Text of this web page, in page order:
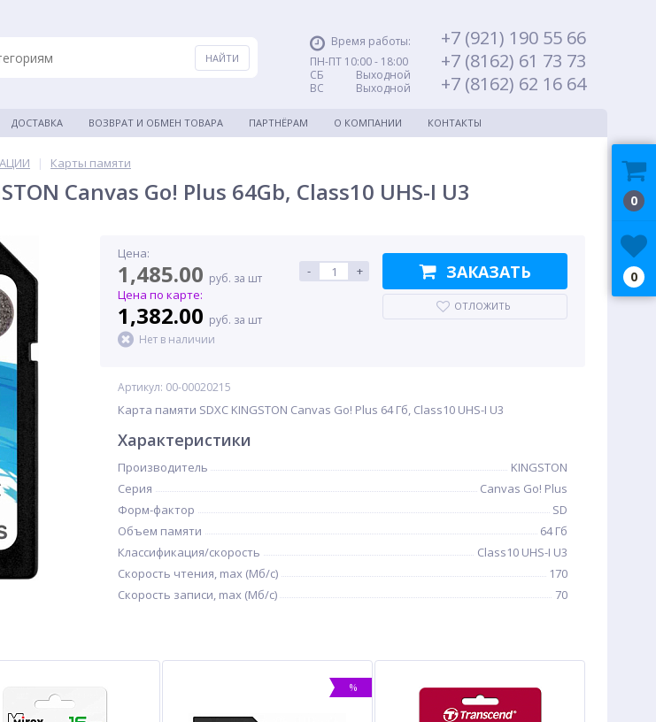
Время работы:
ПН-ПТ 10:00 - 18:00
СБ Выходной
ВС Выходной
+7 (921) 190 55 66
+7 (8162) 61 73 73
+7 (8162) 62 16 64
ДОСТАВКА ВОЗВРАТ И ОБМЕН ТОВАРА ПАРТНЁРАМ О КОМПАНИИ КОНТАКТЫ
| Карты памяти
Canvas Go! Plus 64Gb, Class10 UHS-I U3
Цена:
1,485.00 руб. за шт
Цена по карте:
1,382.00 руб. за шт
Нет в наличии
- + ЗАКАЗАТЬ
ОТЛОЖИТЬ
Артикул: 00-00020215
Карта памяти SDXC KINGSTON Canvas Go! Plus 64 Гб, Class10 UHS-I U3
Характеристики
Производитель
KINGSTON
Серия
Canvas Go! Plus
Форм-фактор
SD
Объем памяти
64 Гб
Классификация/скорость
Class10 UHS-I U3
Скорость чтения, max (Мб/с)
170
Скорость записи, max (Мб/с)
70
%
0
0